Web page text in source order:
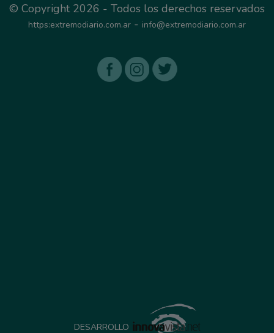
© Copyright 2026 - Todos los derechos reservados
https:extremodiario.com.ar - info@extremodiario.com.ar
DESARROLLO